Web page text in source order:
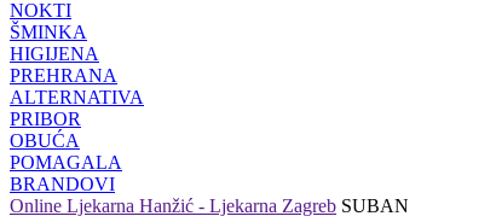
NOKTI
ŠMINKA
HIGIJENA
PREHRANA
ALTERNATIVA
PRIBOR
OBUĆA
POMAGALA
BRANDOVI
Online Ljekarna Hanžić - Ljekarna Zagreb SUBAN